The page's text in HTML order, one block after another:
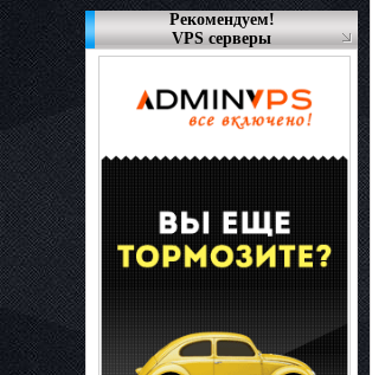
Рекомендуем!
VPS серверы